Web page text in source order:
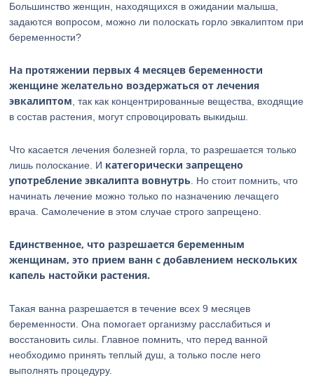
Большинство женщин, находящихся в ожидании малыша,
задаются вопросом, можно ли полоскать горло эвкалиптом при
беременности?
На протяжении первых 4 месяцев беременности
женщине желательно воздержаться от лечения
эвкалиптом , так как концентрированные вещества, входящие
в состав растения, могут спровоцировать выкидыш.
Что касается лечения болезней горла, то разрешается только
лишь полоскание. И категорически запрещено
употребление эвкалипта вовнутрь . Но стоит помнить, что
начинать лечение можно только по назначению лечащего
врача. Самолечение в этом случае строго запрещено.
Единственное, что разрешается беременным
женщинам, это прием ванн с добавлением нескольких
капель настойки растения.
Такая ванна разрешается в течение всех 9 месяцев
беременности. Она помогает организму расслабиться и
восстановить силы. Главное помнить, что перед ванной
необходимо принять теплый душ, а только после него
выполнять процедуру.